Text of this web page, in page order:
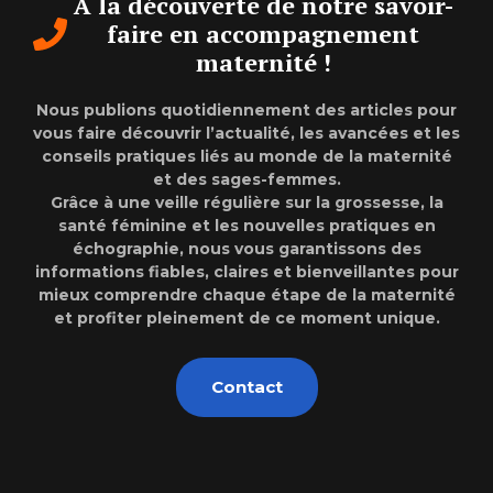
faire en accompagnement
maternité !
Nous publions quotidiennement des articles pour
vous faire découvrir l’actualité, les avancées et les
conseils pratiques liés au monde de la maternité
et des sages-femmes.
Grâce à une veille régulière sur la grossesse, la
santé féminine et les nouvelles pratiques en
échographie, nous vous garantissons des
informations fiables, claires et bienveillantes pour
mieux comprendre chaque étape de la maternité
et profiter pleinement de ce moment unique.
Contact